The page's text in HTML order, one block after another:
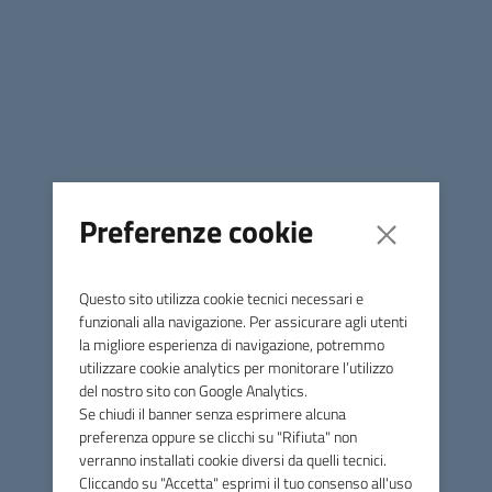
Preferenze cookie
Questo sito utilizza cookie tecnici necessari e
funzionali alla navigazione. Per assicurare agli utenti
la migliore esperienza di navigazione, potremmo
utilizzare cookie analytics per monitorare l’utilizzo
del nostro sito con Google Analytics.
Se chiudi il banner senza esprimere alcuna
preferenza oppure se clicchi su "Rifiuta" non
verranno installati cookie diversi da quelli tecnici.
Cliccando su "Accetta" esprimi il tuo consenso all'uso
Comune di Massa Marittima
Contatti
Piazza Giuseppe Garibaldi, 10 - 58024 Massa Marittima (GR)
0566 906211
info@comune.massamarittima.gr.it
comune.massamarittima@postacert.toscana.it